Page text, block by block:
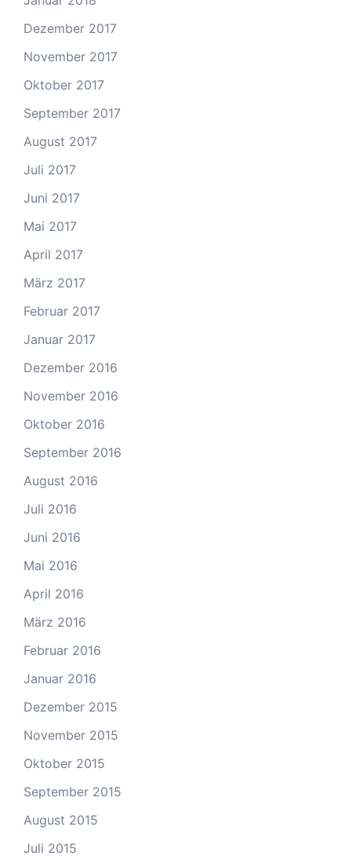
Dezember 2017
November 2017
Oktober 2017
September 2017
August 2017
Juli 2017
Juni 2017
Mai 2017
April 2017
März 2017
Februar 2017
Januar 2017
Dezember 2016
November 2016
Oktober 2016
September 2016
August 2016
Juli 2016
Juni 2016
Mai 2016
April 2016
März 2016
Februar 2016
Januar 2016
Dezember 2015
November 2015
Oktober 2015
September 2015
August 2015
Juli 2015